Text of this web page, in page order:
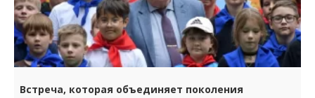
Встреча, которая объединяет поколения